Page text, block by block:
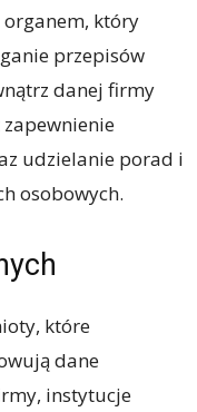
który
przepisów
danej firmy
udzielanie porad i
osobowych.
które
dane
instytucje